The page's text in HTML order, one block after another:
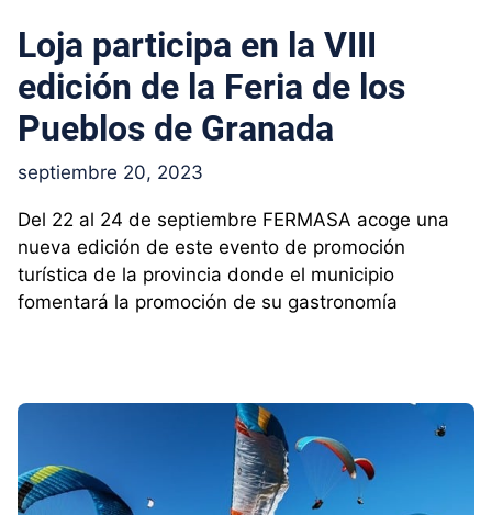
Loja participa en la VIII
edición de la Feria de los
Pueblos de Granada
septiembre 20, 2023
Del 22 al 24 de septiembre FERMASA acoge una
nueva edición de este evento de promoción
turística de la provincia donde el municipio
fomentará la promoción de su gastronomía